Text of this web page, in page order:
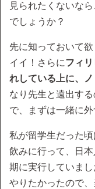
見られたくないな
でしょうか？
先に知っておいて
イイ！さらにフィ
れしている上に、
なり先生と遠出す
で、まずは一緒に
私が留学生だった
飲みに行って、日
期に実行していま
やりたかったので